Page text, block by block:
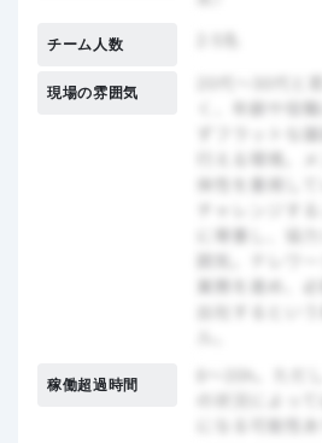
チーム人数
現場の雰囲気
稼働超過時間